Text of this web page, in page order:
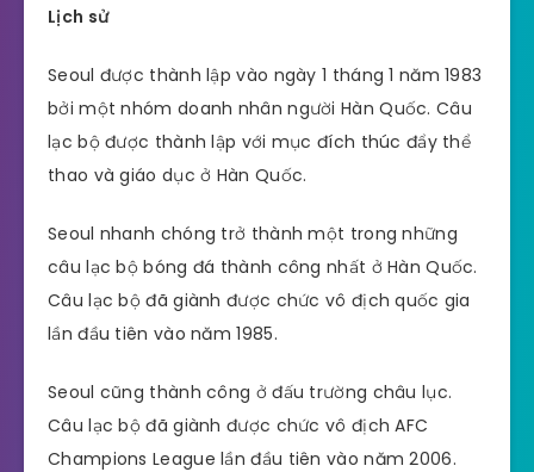
Lịch sử
Seoul được thành lập vào ngày 1 tháng 1 năm 1983
bởi một nhóm doanh nhân người Hàn Quốc. Câu
lạc bộ được thành lập với mục đích thúc đẩy thể
thao và giáo dục ở Hàn Quốc.
Seoul nhanh chóng trở thành một trong những
câu lạc bộ bóng đá thành công nhất ở Hàn Quốc.
Câu lạc bộ đã giành được chức vô địch quốc gia
lần đầu tiên vào năm 1985.
Seoul cũng thành công ở đấu trường châu lục.
Câu lạc bộ đã giành được chức vô địch AFC
Champions League lần đầu tiên vào năm 2006.